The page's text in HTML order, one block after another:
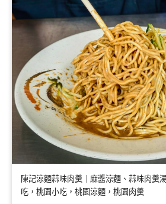
陳記涼麵蒜味肉羹｜麻醬涼麵、蒜味肉羹
吃，桃園小吃，桃園涼麵，桃園肉羹